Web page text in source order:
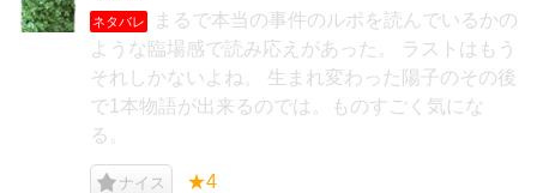
ネタバレ
まるで本当の事件のルポを読んでいるかの
ような臨場感で読み応えがあった。 ラストはもう
それしかないよね。 生まれ変わった陽子のその後
で1本物語が出来るのでは。ものすごく気にな
る。
ナイス ★4